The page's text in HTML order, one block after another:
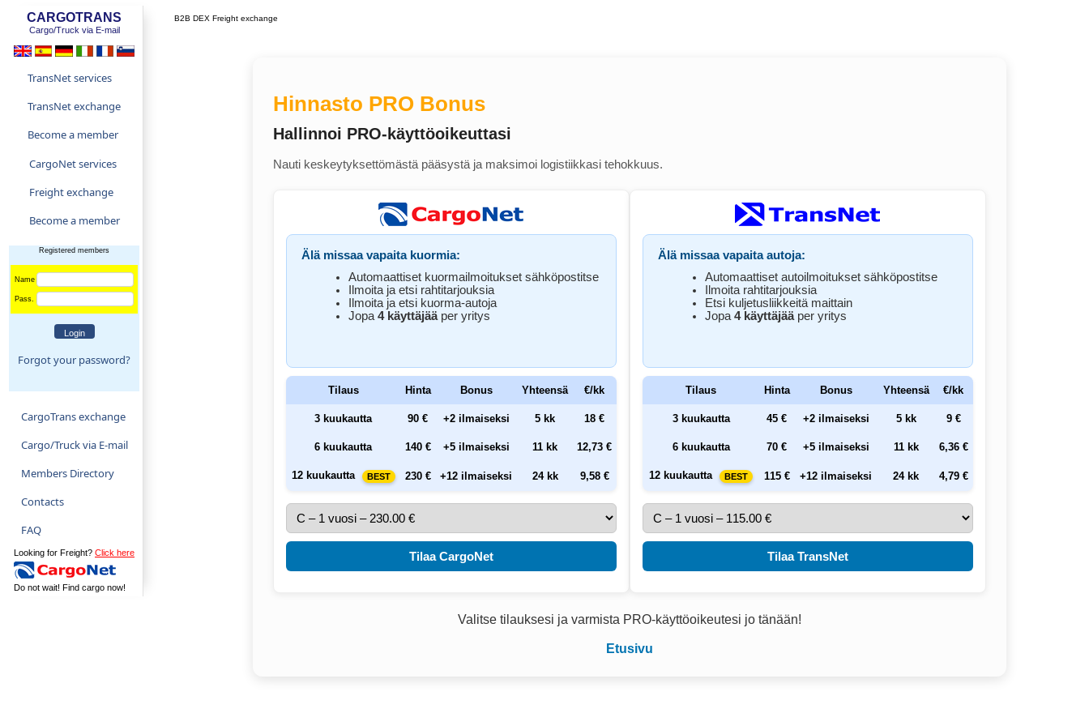
CARGOTRANS
Cargo/Truck via E-mail
TransNet services
TransNet exchange
Become a member
CargoNet services
Freight exchange
Become a member
Registered members
Name
Pass.
Forgot your password?
CargoTrans exchange
Cargo/Truck via E-mail
Members Directory
Contacts
FAQ
Looking for Freight? Click here
Do not wait! Find cargo now!
B2B DEX Freight exchange
Hinnasto PRO Bonus
Hallinnoi PRO-käyttöoikeuttasi
Nauti keskeytyksettömästä pääsystä ja maksimoi logistiikkasi tehokkuus.
Älä missaa vapaita kuormia:
Automaattiset kuormailmoitukset sähköpostitse
Ilmoita ja etsi rahtitarjouksia
Ilmoita ja etsi kuorma-autoja
Jopa4 käyttäjääper yritys
Tilaus Hinta Bonus Yhteensä €/kk
3 kuukautta 90 € +2 ilmaiseksi 5 kk 18 €
6 kuukautta 140 € +5 ilmaiseksi 11 kk 12,73 €
12 kuukautta BEST 230 € +12 ilmaiseksi 24 kk 9,58 €
Tilaa CargoNet
Älä missaa vapaita autoja:
Automaattiset autoilmoitukset sähköpostitse
Ilmoita rahtitarjouksia
Etsi kuljetusliikkeitä maittain
Jopa4 käyttäjääper yritys
Tilaus Hinta Bonus Yhteensä €/kk
3 kuukautta 45 € +2 ilmaiseksi 5 kk 9 €
6 kuukautta 70 € +5 ilmaiseksi 11 kk 6,36 €
12 kuukautta BEST 115 € +12 ilmaiseksi 24 kk 4,79 €
Tilaa TransNet
Valitse tilauksesi ja varmista PRO-käyttöoikeutesi jo tänään!
Etusivu